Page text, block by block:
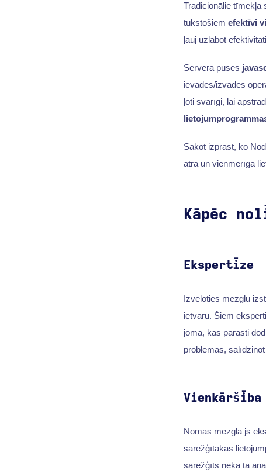
Tradicionālie tīmekļa
tūkstošiem efektīvi
ļauj uzlabot
Servera puses
ievades/izvades
ļoti svarīgi, lai
Sākot izprast, ko
ātra un vienmērīga
Kāpēc
Ekspertīze
Izvēloties mezglu
ietvaru. Šiem
jomā, kas parasti
problēmas,
Vienkāršība
Nomas mezgla js
sarežģītākas
sarežģīts nekā tā